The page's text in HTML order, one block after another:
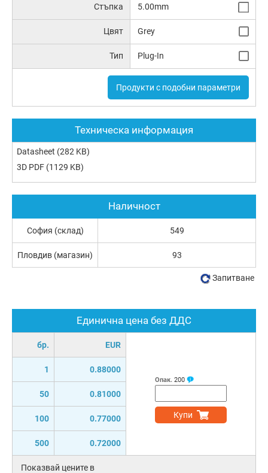
Стъпка 5.00mm
Цвят Grey
Тип Plug-In
Продукти с подобни параметри
Техническа информация
Datasheet (282 KB)
3D PDF (1129 KB)
Единична цена без ДДС
бр. EUR
1 0.88000
50 0.81000
100 0.77000
500 0.72000
Опак. 200
Купи
Показвай цените в
Наличност
София (склад) 549
Пловдив (магазин) 93
Запитване